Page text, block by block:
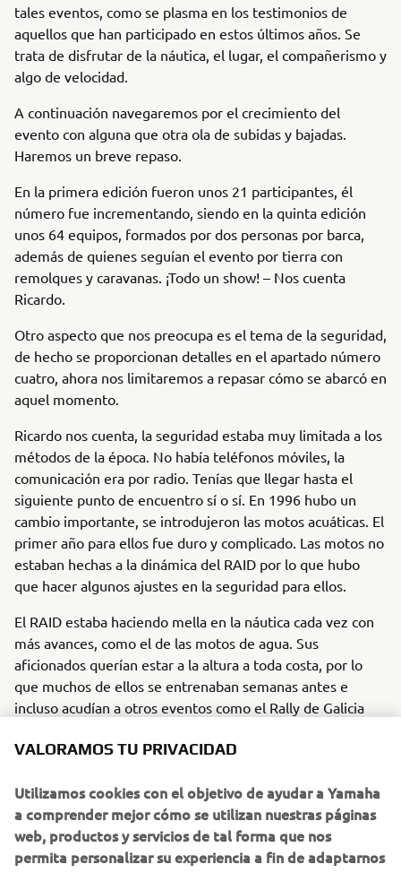
tales eventos, como se plasma en los testimonios de
aquellos que han participado en estos últimos años. Se
trata de disfrutar de la náutica, el lugar, el compañerismo y
algo de velocidad.
A continuación navegaremos por el crecimiento del
evento con alguna que otra ola de subidas y bajadas.
Haremos un breve repaso.
En la primera edición fueron unos 21 participantes, él
número fue incrementando, siendo en la quinta edición
unos 64 equipos, formados por dos personas por barca,
además de quienes seguían el evento por tierra con
remolques y caravanas. ¡Todo un show! – Nos cuenta
Ricardo.
Otro aspecto que nos preocupa es el tema de la seguridad,
de hecho se proporcionan detalles en el apartado número
cuatro, ahora nos limitaremos a repasar cómo se abarcó en
aquel momento.
Ricardo nos cuenta, la seguridad estaba muy limitada a los
métodos de la época. No había teléfonos móviles, la
comunicación era por radio. Tenías que llegar hasta el
siguiente punto de encuentro sí o sí. En 1996 hubo un
cambio importante, se introdujeron las motos acuáticas. El
primer año para ellos fue duro y complicado. Las motos no
estaban hechas a la dinámica del RAID por lo que hubo
que hacer algunos ajustes en la seguridad para ellos.
El RAID estaba haciendo mella en la náutica cada vez con
más avances, como el de las motos de agua. Sus
aficionados querían estar a la altura a toda costa, por lo
que muchos de ellos se entrenaban semanas antes e
incluso acudían a otros eventos como el Rally de Galicia
Vigo.
Aunque el auge y las ansias del RAID seguían presente la
dureza del río, estaba muy contaminado, hicieron que la
ruta se fuese modificando. Siendo en el año 2000 la última
subida del Ebro.
VALORAMOS TU PRIVACIDAD
Utilizamos cookies con el objetivo de ayudar a Yamaha
a comprender mejor cómo se utilizan nuestras páginas
web, productos y servicios de tal forma que nos
permita personalizar su experiencia a fin de adaptarnos